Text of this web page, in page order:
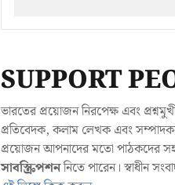
SUPPORT
ভারতের প্রয়োজন নিরপেক্ষ এবং
প্রতিবেদক, কলাম লেখক এবং
প্রয়োজন আপনাদের মতো পাঠকদের
সাবস্ক্রিপশননিতে পারেন। স্বাধীন